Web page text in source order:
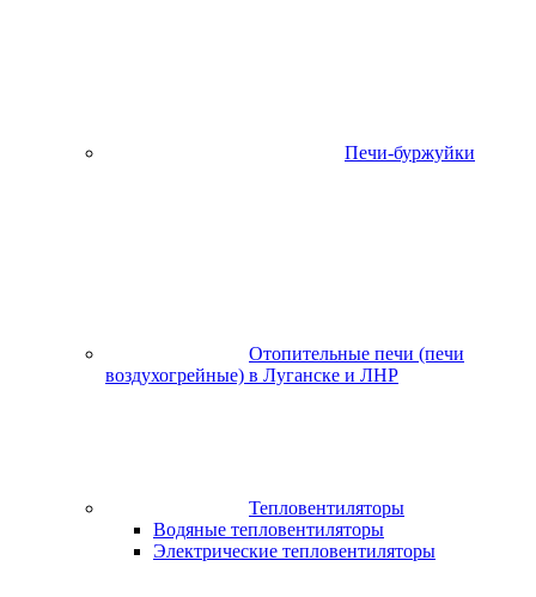
Печи-буржуйки
Отопительные печи (печи
воздухогрейные) в Луганске и ЛНР
Тепловентиляторы
Водяные тепловентиляторы
Электрические тепловентиляторы